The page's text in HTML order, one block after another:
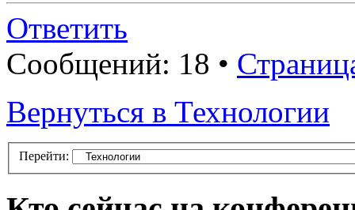
Ответить
Сообщений: 18 •
Вернуться в Технологии
Перейти: